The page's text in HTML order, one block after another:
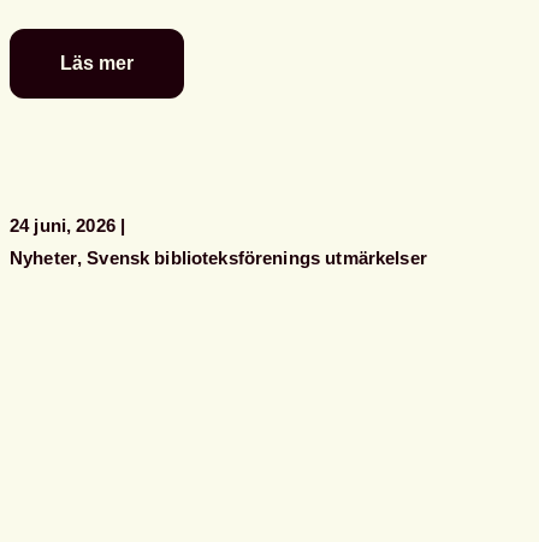
Läs mer
Glad
sommar
24 juni, 2026
Nyheter Svensk biblioteksförenings utmärkelser